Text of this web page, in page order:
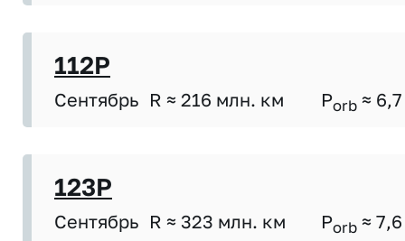
112P
Сентябрь R ≈ 216 млн. км Porb ≈ 6,7
123P
Сентябрь R ≈ 323 млн. км Porb ≈ 7,6